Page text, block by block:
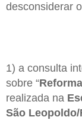
desconsiderar
1) a consulta
sobre “
realizada na
São Leopoldo/